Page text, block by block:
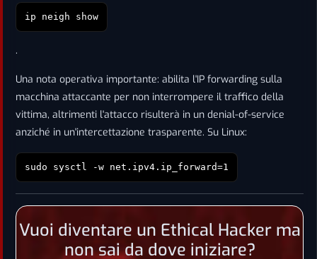
ip neigh show
.
Una nota operativa importante: abilita l'IP forwarding sulla
macchina attaccante per non interrompere il traffico della
vittima, altrimenti l'attacco risulterà in un denial-of-service
anziché in un'intercettazione trasparente. Su Linux:
sudo sysctl -w net.ipv4.ip_forward=1
Vuoi diventare un Ethical Hacker ma
non sai da dove iniziare?